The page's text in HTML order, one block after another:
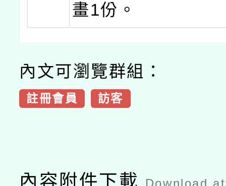
畫1份。
內文可瀏覽群組：
註冊會員 訪客
內容附件下載